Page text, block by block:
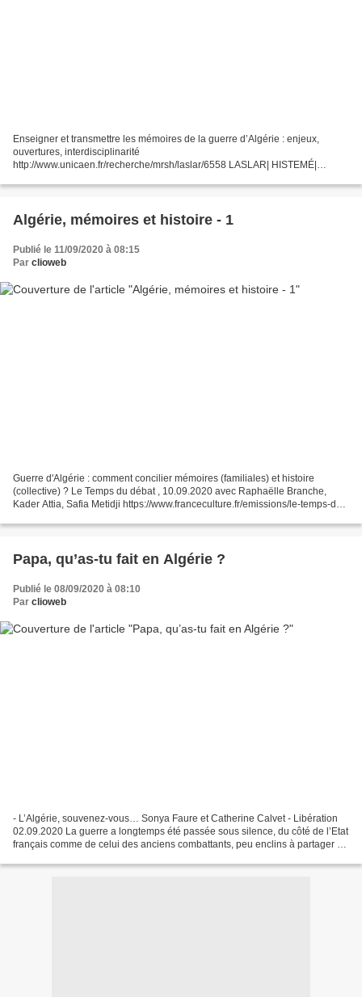
Enseigner et transmettre les mémoires de la guerre d’Algérie : enjeux,
ouvertures, interdisciplinarité
http://www.unicaen.fr/recherche/mrsh/laslar/6558 LASLAR| HISTEMÉ|
Normandie - Mémorial de Caendébut...
Algérie, mémoires et histoire - 1
Publié le 11/09/2020 à 08:15
Par clioweb
Guerre d'Algérie : comment concilier mémoires (familiales) et histoire
(collective) ? Le Temps du débat , 10.09.2020 avec Raphaëlle Branche,
Kader Attia, Safia Metidji https://www.franceculture.fr/emissions/le-temps-du-
collective...
Papa, qu’as-tu fait en Algérie ?
Publié le 08/09/2020 à 08:10
Par clioweb
- L’Algérie, souvenez-vous… Sonya Faure et Catherine Calvet - Libération
02.09.2020 La guerre a longtemps été passée sous silence, du côté de l’Etat
français comme de celui des anciens combattants, peu enclins à partager un